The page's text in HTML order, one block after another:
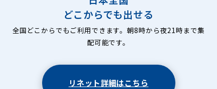
どこからでも出せる
全国どこからでもご利用できます。朝8時から夜21時まで集
配可能です。
リネット詳細はこちら